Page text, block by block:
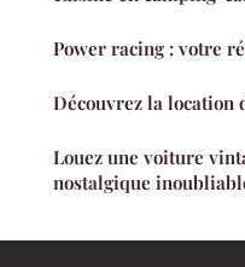
Power racing : votre
Découvrez la location
Louez une voiture
nostalgique